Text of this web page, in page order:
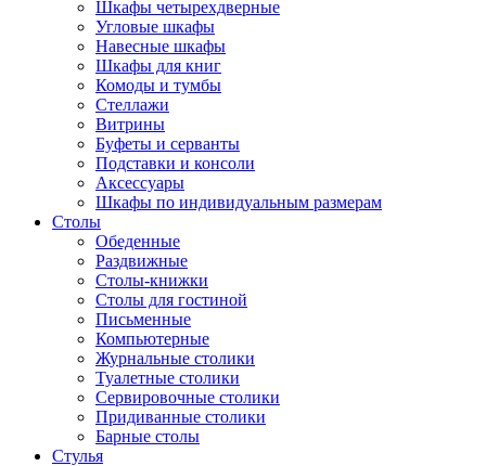
Шкафы четырехдверные
Угловые шкафы
Навесные шкафы
Шкафы для книг
Комоды и тумбы
Стеллажи
Витрины
Буфеты и серванты
Подставки и консоли
Аксессуары
Шкафы по индивидуальным размерам
Столы
Обеденные
Раздвижные
Столы-книжки
Столы для гостиной
Письменные
Компьютерные
Журнальные столики
Туалетные столики
Сервировочные столики
Придиванные столики
Барные столы
Стулья